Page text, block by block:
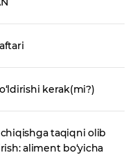
kerak(mi?)
taqiqni olib
aliment bo‘yicha